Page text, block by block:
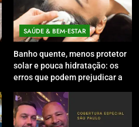
SAÚDE & BEM‑ESTAR
Banho quente, menos protetor
solar e pouca hidratação: os
erros que podem prejudicar a
inverno